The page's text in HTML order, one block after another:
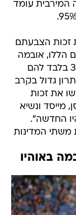
המירבית עומד
זכות הצבעתם
הללו, אובמה
מוביל עם 62% מהקולות לעומת 36% בלבד להם
גדול בקרב
את זכות
מייסד ונשיא
החדשה".
משתי המדינות